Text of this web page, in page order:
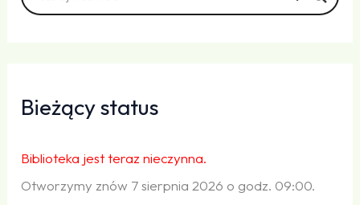
Bieżący status
Biblioteka jest teraz nieczynna.
Otworzymy znów 7 sierpnia 2026 o godz. 09:00.